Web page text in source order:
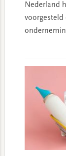
Nederland
voorgesteld